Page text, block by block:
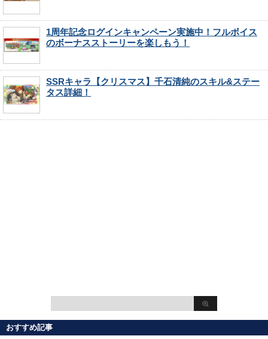
1周年記念ログインキャンペーン実施中！フルボイス
のボーナスストーリーを楽しもう！
SSRキャラ【クリスマス】千石清純のスキル&ステー
タス詳細！
おすすめ記事